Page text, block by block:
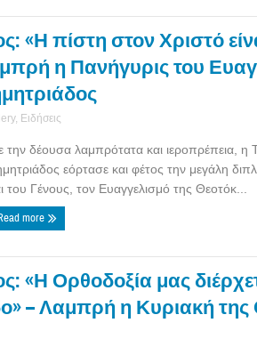
«Η πίστη στον Χριστό
η Πανήγυρις του
, Ειδήσεις
την δέουσα λαμπρότατα και ιεροπρέπεια, η
εόρτασε και φέτος την μεγάλη
του Γένους, τον Ευαγγελισμό της Θεοτόκ...
more
«Η Ορθοδοξία μας
– Λαμπρή η Κυριακή της